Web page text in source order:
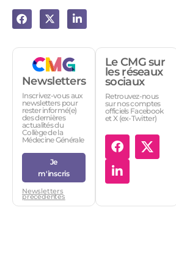
Newsletters
Inscrivez-vous aux
newsletters pour
rester informé(e)
des dernières
actualités du
Collège de la
Médecine Générale
Je
m'inscris
Newsletters
précédentes
Le CMG sur
les réseaux
sociaux
Retrouvez-nous
sur nos comptes
officiels Facebook
et X (ex-Twitter)